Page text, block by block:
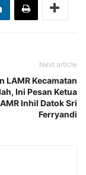
Next article
LAMR Kecamatan
Ini Pesan Ketua
Inhil Datok Sri
Ferryandi